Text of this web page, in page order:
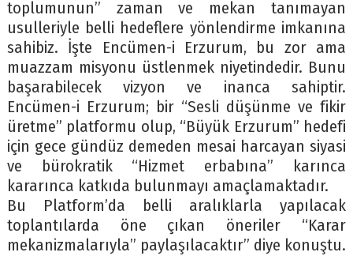
toplumunun” zaman ve mekan tanımayan
usulleriyle belli hedeflere yönlendirme imkanına
sahibiz. İşte Encümen-i Erzurum, bu zor ama
muazzam misyonu üstlenmek niyetindedir. Bunu
başarabilecek vizyon ve inanca sahiptir.
Encümen-i Erzurum; bir “Sesli düşünme ve fikir
üretme” platformu olup, “Büyük Erzurum” hedefi
için gece gündüz demeden mesai harcayan siyasi
ve bürokratik “Hizmet erbabına” karınca
kararınca katkıda bulunmayı amaçlamaktadır.
Bu Platform’da belli aralıklarla yapılacak
toplantılarda öne çıkan öneriler “Karar
mekanizmalarıyla” paylaşılacaktır” diye konuştu.